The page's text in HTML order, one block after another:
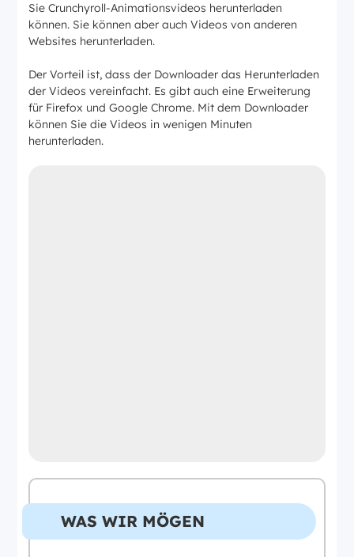
Sie Crunchyroll-Animationsvideos herunterladen
können. Sie können aber auch Videos von anderen
Websites herunterladen.
Der Vorteil ist, dass der Downloader das Herunterladen
der Videos vereinfacht. Es gibt auch eine Erweiterung
für Firefox und Google Chrome. Mit dem Downloader
können Sie die Videos in wenigen Minuten
herunterladen.
WAS WIR MÖGEN